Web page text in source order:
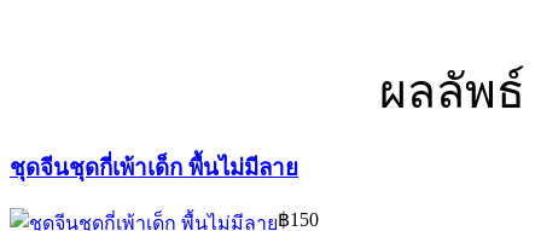
ผลลัพธ์
ชุดจีนชุดกี่เพ้าเด็ก พื้นไม่มีลาย
฿150